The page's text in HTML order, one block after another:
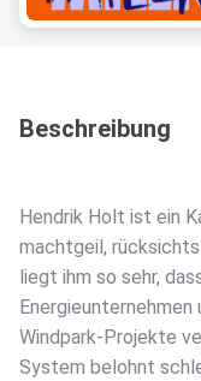
Beschreibung
Hendrik Holt ist ein
machtgeil,
liegt ihm so sehr,
Windpark-Projekte
System belohnt